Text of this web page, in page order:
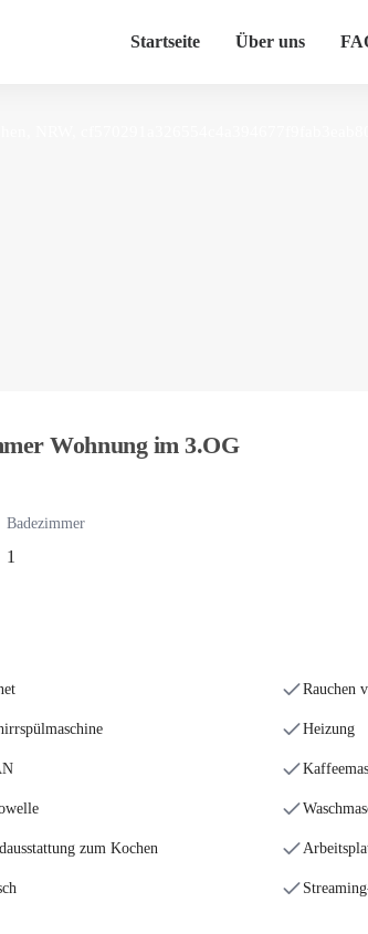
Startseite Über uns
Wohnung im 3.OG
Badezimmer
1
Rauchen
Heizung
zum Kochen